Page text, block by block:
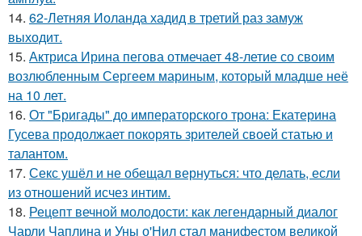
14. 62-Летняя Иоланда хадид в третий раз замуж
выходит.
15. Актриса Ирина пегова отмечает 48-летие со своим
возлюбленным Сергеем мариным, который младше неё
на 10 лет.
16. От "Бригады" до императорского трона: Екатерина
Гусева продолжает покорять зрителей своей статью и
талантом.
17. Секс ушёл и не обещал вернуться: что делать, если
из отношений исчез интим.
18. Рецепт вечной молодости: как легендарный диалог
Чарли Чаплина и Уны о'Нил стал манифестом великой